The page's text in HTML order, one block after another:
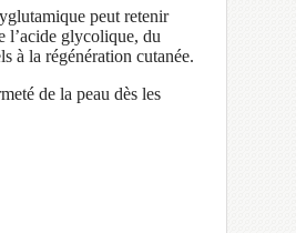
peut retenir
l’acide glycolique, du
à la régénération cutanée.
de la peau dès les